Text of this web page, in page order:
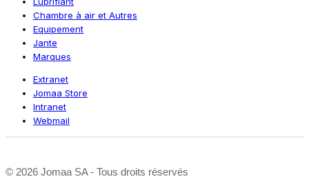
Chambre à air et Autres
Equipement
Jante
Marques
Extranet
Jomaa Store
Intranet
Webmail
© 2026 Jomaa SA - Tous droits réservés